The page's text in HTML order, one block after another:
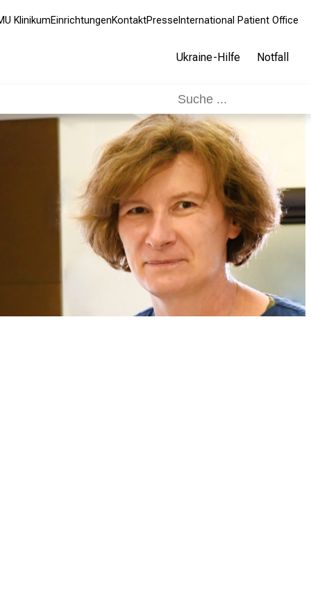
KlinikumEinrichtungenKontaktPresse International Patient Office
Ukraine-Hilfe Notfall